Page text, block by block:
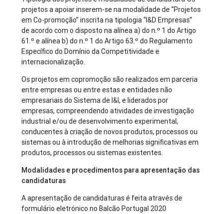
projetos a apoiar inserem-se na modalidade de “Projetos
em Co-promoção” inscrita na tipologia “I&D Empresas”
de acordo com o disposto na alínea a) do n.º 1 do Artigo
61.º e alínea b) do n.º 1 do Artigo 63.º do Regulamento
Específico do Domínio da Competitividade e
internacionalização.
Os projetos em copromoção são realizados em parceria
entre empresas ou entre estas e entidades não
empresariais do Sistema de I&I, e liderados por
empresas, compreendendo atividades de investigação
industrial e/ou de desenvolvimento experimental,
conducentes à criação de novos produtos, processos ou
sistemas ou à introdução de melhorias significativas em
produtos, processos ou sistemas existentes.
Modalidades e procedimentos para apresentação das
candidaturas
A apresentação de candidaturas é feita através de
formulário eletrónico no Balcão Portugal 2020